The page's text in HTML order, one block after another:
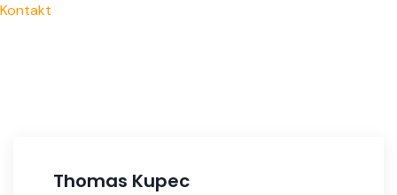
Kontakt
Thomas Kupec